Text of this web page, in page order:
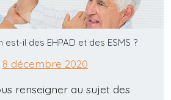
est-il des EHPAD et des ESMS ?
8 décembre 2020
renseigner au sujet des